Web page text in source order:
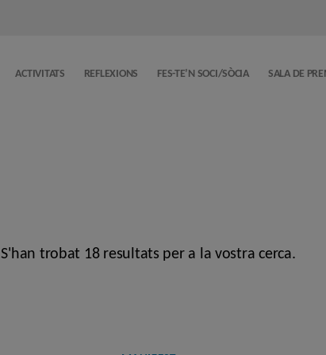
ACTIVITATS REFLEXIONS FES-TE’N SOCI/SÒCIA SALA DE
S'han trobat 18 resultats per a la vostra cerca.